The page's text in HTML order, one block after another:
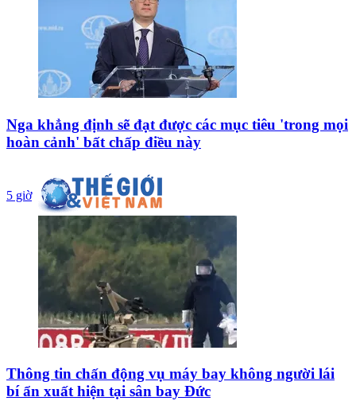
Nga khẳng định sẽ đạt được các mục tiêu 'trong mọi
hoàn cảnh' bất chấp điều này
5 giờ
Thông tin chấn động vụ máy bay không người lái
bí ẩn xuất hiện tại sân bay Đức